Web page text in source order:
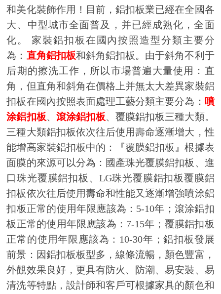
和美化裝飾作用！目前，鋁扣板業已經在全國各
大、中型城市全面普及，并已經成熟化，全面
化。 家裝鋁扣板在國內按照造型分類主要分
為： 直角鋁扣板和斜角鋁扣板。由于斜角不利于
后期的擦洗工作，所以市場普遍大量使用：直
角，但直角和斜角在價格上并無太大差異家裝鋁
扣板在國內按照表面處理工藝分類主要分為： 噴
涂鋁扣板、 滾涂鋁扣板、覆膜鋁扣板三種大類。
三種大類鋁扣板依次往后使用壽命逐漸增大，性
能增高家裝鋁扣板中的：『覆膜鋁扣板』根據表
面膜的來源可以分為：國產珠光覆膜鋁扣板、進
口珠光覆膜鋁扣板、LG珠光覆膜鋁扣板覆膜鋁
扣板依次往后使用壽命和性能又逐漸增強噴涂鋁
扣板正常的使用年限應該為：5-10年；滾涂鋁扣
板正常的使用年限應該為：7-15年；覆膜鋁扣板
正常的使用年限應該為：10-30年；鋁扣板發展
前景：因鋁扣板板型多，線條流暢，顏色豐富，
外觀效果良好，更具有防火、防潮、易安裝、易
清洗等特點，設計師和客戶可根據家具的顏色和